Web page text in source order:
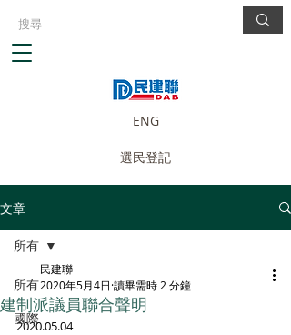
ENG
選民登記
文章
所有
國際
所有
建制派議員聯合聲明
民建聯
2020年5月4日 讀畢需時 2 分鐘
2020.05.04